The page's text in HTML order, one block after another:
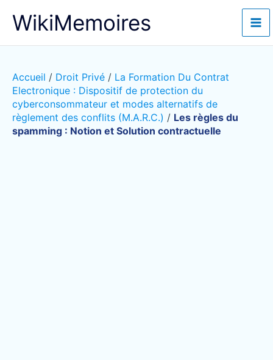
WikiMemoires
Accueil / Droit Privé / La Formation Du Contrat
Electronique : Dispositif de protection du
cyberconsommateur et modes alternatifs de
règlement des conflits (M.A.R.C.) / Les règles du
spamming : Notion et Solution contractuelle